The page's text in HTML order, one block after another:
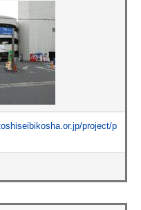
project/p